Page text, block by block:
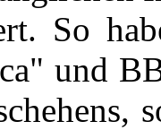
So
und